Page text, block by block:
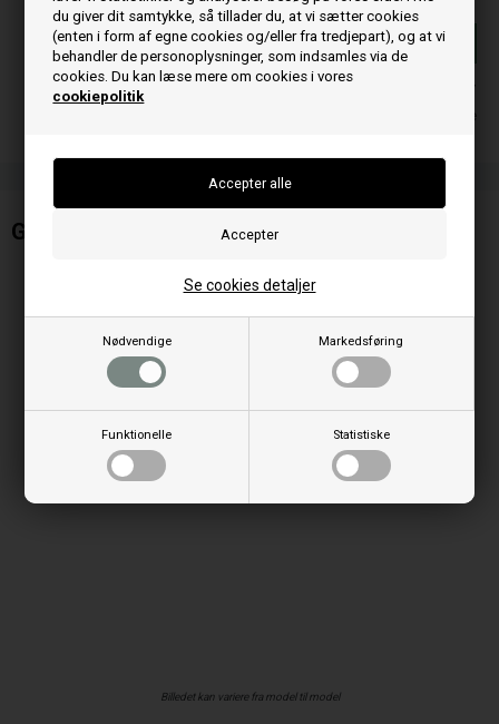
du giver dit samtykke, så tillader du, at vi sætter cookies
(enten i form af egne cookies og/eller fra tredjepart), og at vi
behandler de personoplysninger, som indsamles via de
cookies. Du kan læse mere om cookies i vores
cookiepolitik
Nødvendige Markedsføring
Funktionelle Statistiske
Se cookies detaljer
Føj til kurv
På lager
Leveringstid 1-2 hverdage
Gløderør / Eltænder til Ravelli
Billedet kan variere fra model til model